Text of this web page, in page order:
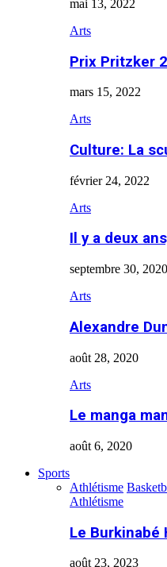
mai 13, 2022
Arts
Prix Pritzker
mars 15, 2022
Arts
Culture: La
février 24, 2022
Arts
Il y a deux
septembre 30, 2020
Arts
Alexandre
août 28, 2020
Arts
Le manga
août 6, 2020
Sports
Athlétisme
Athlétisme
Le Burkinabé
août 23, 2023